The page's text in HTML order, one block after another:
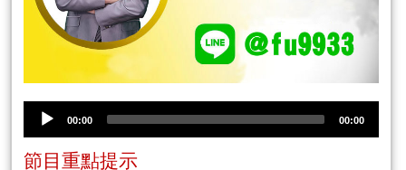
00:00 00:00
節目重點提示